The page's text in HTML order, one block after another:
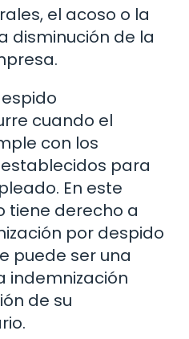
el acoso o la
disminución de la
cuando el
con los
para
En este
tiene derecho a
por despido
puede ser una
indemnización
de su